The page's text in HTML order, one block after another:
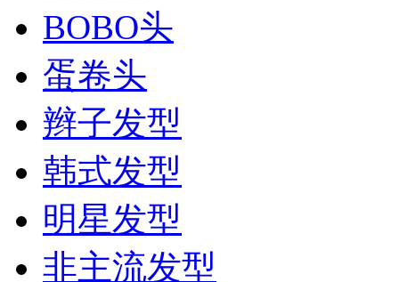
BOBO头
蛋卷头
辫子发型
韩式发型
明星发型
非主流发型